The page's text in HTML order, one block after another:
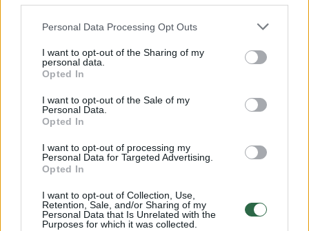
Personal Data Processing Opt Outs
I want to opt-out of the Sharing of my
personal data.
Opted In
I want to opt-out of the Sale of my
Personal Data.
Opted In
I want to opt-out of processing my
Personal Data for Targeted Advertising.
Opted In
I want to opt-out of Collection, Use,
Retention, Sale, and/or Sharing of my
Personal Data that Is Unrelated with the
Purposes for which it was collected.
00:00:57
Savaitės vidurys nusimato karštas: temperatūra kils iki
32 laipsnių šilumos
Žinios | Orai
00:15:54
V. Zalužno pasisakymą laiko bandymu įsitvirtinti
Ukrainos politikoje: jis yra neteisus
Laidos | Nauja diena